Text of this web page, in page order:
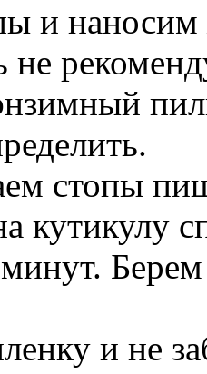
и наносим
не
стопы
кутикулу
и не